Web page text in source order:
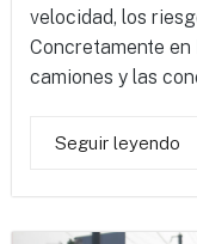
velocidad, los
Concretamente
camiones y las
Seguir leyendo